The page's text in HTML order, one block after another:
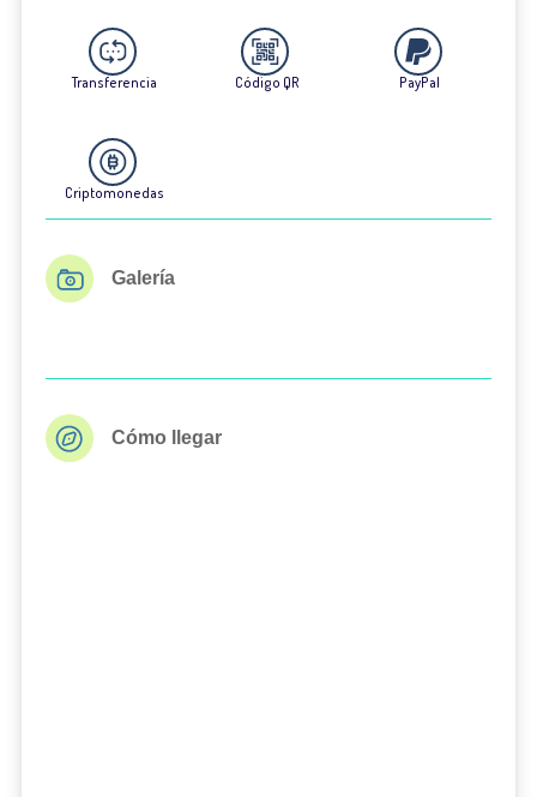
Transferencia Código QR PayPal
Criptomonedas
Galería
Cómo llegar